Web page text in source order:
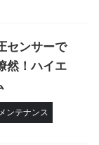
センサーで
然！ハイエ
ンテナンス